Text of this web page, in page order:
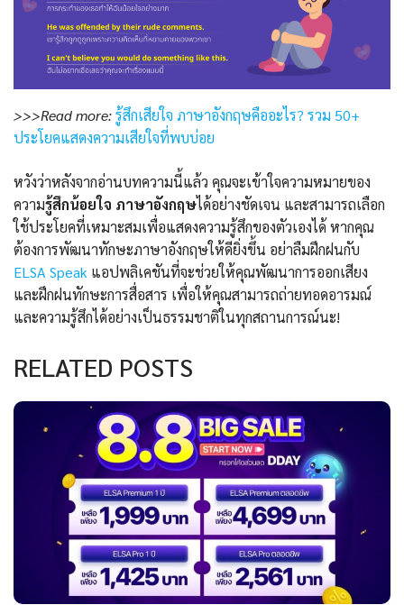
>>>Read more:รู้สึกเสียใจ ภาษาอังกฤษคืออะไร? รวม 50+
ประโยคแสดงความเสียใจที่พบบ่อย
หวังว่าหลังจากอ่านบทความนี้แล้ว คุณจะเข้าใจความหมายของ
ความรู้สึกน้อยใจ ภาษาอังกฤษได้อย่างชัดเจน และสามารถเลือก
ใช้ประโยคที่เหมาะสมเพื่อแสดงความรู้สึกของตัวเองได้ หากคุณ
ต้องการพัฒนาทักษะภาษาอังกฤษให้ดียิ่งขึ้น อย่าลืมฝึกฝนกับ
ELSA Speak แอปพลิเคชันที่จะช่วยให้คุณพัฒนาการออกเสียง
และฝึกฝนทักษะการสื่อสาร เพื่อให้คุณสามารถถ่ายทอดอารมณ์
และความรู้สึกได้อย่างเป็นธรรมชาติในทุกสถานการณ์นะ!
RELATED POSTS